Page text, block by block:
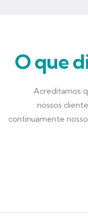
O que
Acreditamos
nossos
continuamente